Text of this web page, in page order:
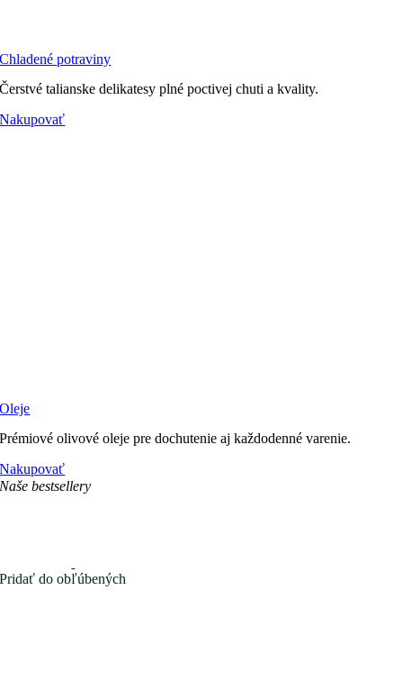
Chladené potraviny
Čerstvé talianske delikatesy plné poctivej chuti a kvality.
Nakupovať
Oleje
Prémiové olivové oleje pre dochutenie aj každodenné varenie.
Nakupovať
Naše bestsellery
Pridať do obľúbených